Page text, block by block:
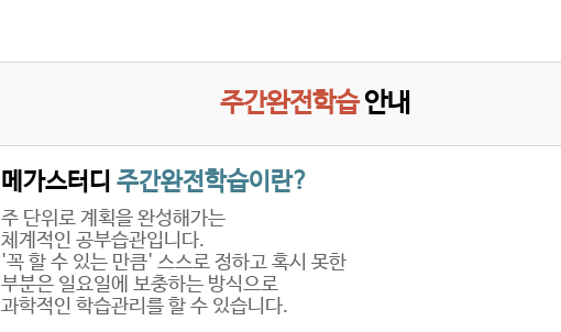
주간완전학습안내
메가스터디 주간완전학습이란?
주 단위로 계획을 완성해가는
체계적인 공부습관입니다.
'꼭 할 수 있는 만큼' 스스로 정하고 혹시 못한
부분은 일요일에 보충하는 방식으로
과학적인 학습관리를 할 수 있습니다.